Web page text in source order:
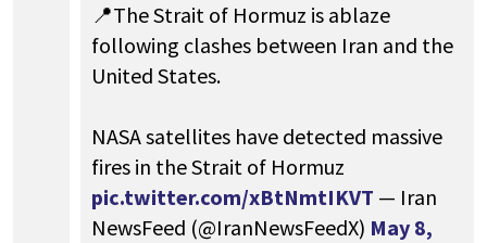
📍The Strait of Hormuz is ablaze
following clashes between Iran and the
United States.
NASA satellites have detected massive
fires in the Strait of Hormuz
pic.twitter.com/xBtNmtIKVT — Iran
NewsFeed (@IranNewsFeedX) May 8,